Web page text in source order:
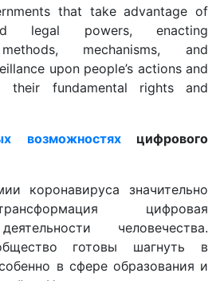
that take advantage of
legal powers, enacting
mechanisms, and
upon people’s actions and
their fundamental rights and
возможностяхцифрового
коронавируса значительно
цифровая
человечества.
готовы шагнуть в
в сфере образования и